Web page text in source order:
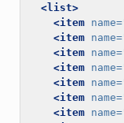
<list>
<item name=
<item name=
<item name=
<item name=
<item name=
<item name=
<item name=